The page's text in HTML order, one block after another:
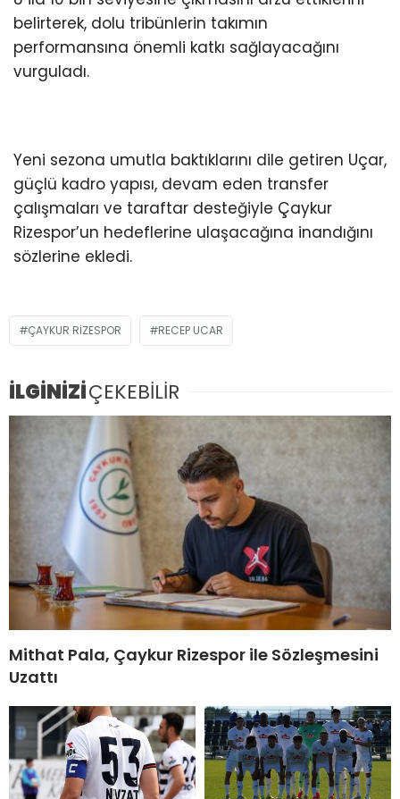
belirterek, dolu tribünlerin takımın
performansına önemli katkı sağlayacağını
vurguladı.
Yeni sezona umutla baktıklarını dile getiren Uçar,
güçlü kadro yapısı, devam eden transfer
çalışmaları ve taraftar desteğiyle Çaykur
Rizespor’un hedeflerine ulaşacağına inandığını
sözlerine ekledi.
ÇAYKUR RIZESPOR RECEP UCAR
İLGİNİZİÇEKEBİLİR
Mithat Pala, Çaykur Rizespor ile Sözleşmesini
Uzattı